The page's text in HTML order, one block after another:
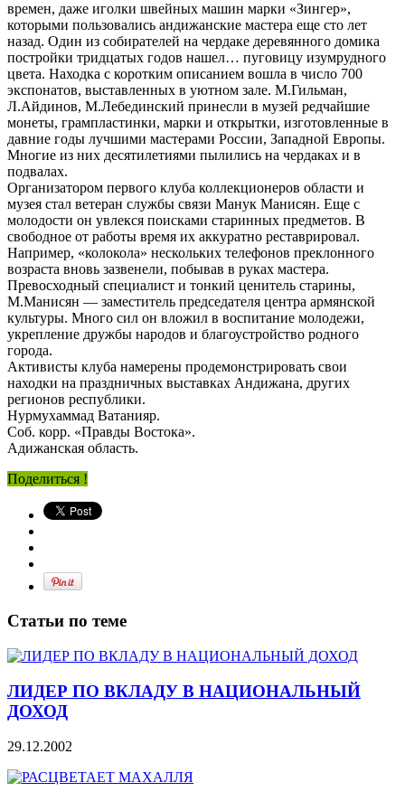
времен, даже иголки швейных машин марки «Зингер»,
которыми пользовались андижанские мастера еще сто лет
назад. Один из собирателей на чердаке деревянного домика
постройки тридцатых годов нашел… пуговицу изумрудного
цвета. Находка с коротким описанием вошла в число 700
экспонатов, выставленных в уютном зале. М.Гильман,
Л.Айдинов, М.Лебединский принесли в музей редчайшие
монеты, грампластинки, марки и открытки, изготовленные в
давние годы лучшими мастерами России, Западной Европы.
Многие из них десятилетиями пылились на чердаках и в
подвалах.
Организатором первого клуба коллекционеров области и
музея стал ветеран службы связи Манук Манисян. Еще с
молодости он увлекся поисками старинных предметов. В
свободное от работы время их аккуратно реставрировал.
Например, «колокола» нескольких телефонов преклонного
возраста вновь зазвенели, побывав в руках мастера.
Превосходный специалист и тонкий ценитель старины,
М.Манисян — заместитель председателя центра армянской
культуры. Много сил он вложил в воспитание молодежи,
укрепление дружбы народов и благоустройство родного
города.
Активисты клуба намерены продемонстрировать свои
находки на праздничных выставках Андижана, других
регионов республики.
Нурмухаммад Ватанияр.
Соб. корр. «Правды Востока».
Адижанская область.
Поделиться !
Статьи по теме
ЛИДЕР ПО ВКЛАДУ В НАЦИОНАЛЬНЫЙ
ДОХОД
29.12.2002